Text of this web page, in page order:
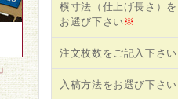
横寸法（仕上げ長さ）を
お選び下さい ※
注文枚数をご記入下さい
入稿方法をお選び下さい